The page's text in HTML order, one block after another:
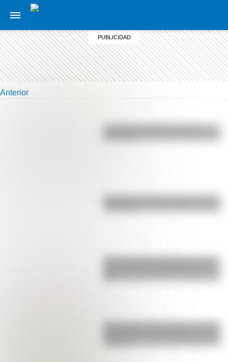
Anterior
Bandera de Ecuador para colorear
Castillo de Rafael Obligado, una
San Martín y Simón Bolívar: así fue